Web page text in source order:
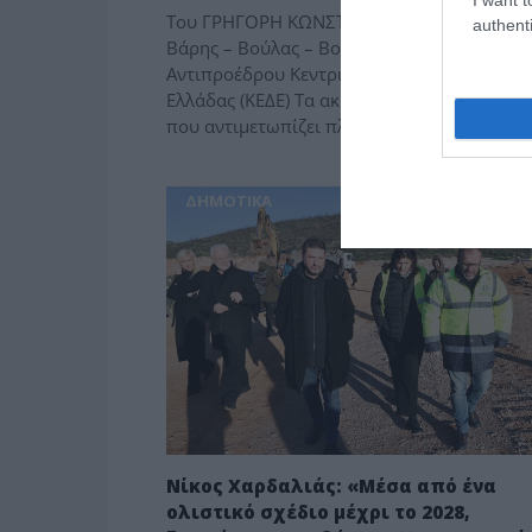
Του ΓΡΗΓΟΡΗ ΚΩΝΣΤΑΝΤΕΛΛΟΥ Δημάρχου
Βάρης – Βούλας – Βουλιαγμένης, Α’
Αντιπροέδρου Κεντρικής Ένωσης Δήμων
Ελλάδας (ΚΕΔΕ) Τα ακραία φυσικά
που αντιμετωπίζει πλέον η χώρα […]
ΔΗΜΟΤΙΚΑ
Νίκος Χαρδαλιάς: «Μέσα από ένα
ολιστικό σχέδιο μέχρι το 2028,